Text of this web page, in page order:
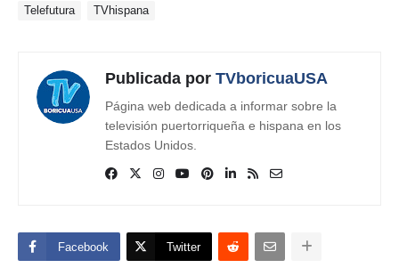
Telefutura
TVhispana
Publicada por TVboricuaUSA
Página web dedicada a informar sobre la
televisión puertorriqueña e hispana en los
Estados Unidos.
Facebook Twitter